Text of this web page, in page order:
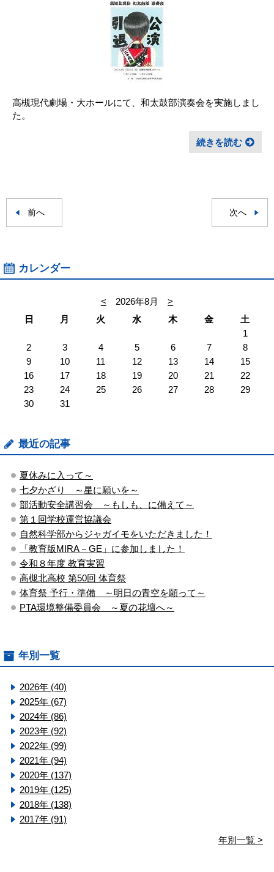
高槻現代劇場・大ホールにて、和太鼓部演奏会を実施しまし
た。
続きを読む
前へ 次へ
カレンダー
< 2026年8月
>
日
月 火 水 木 金
土
1
2
3 4 5 6 7
8
9
10 11 12 13 14
15
16
17 18 19 20 21
22
23
24 25 26 27 28
29
30
31
最近の記事
夏休みに入って～
七夕かざり ～星に願いを～
部活動安全講習会 ～もしも、に備えて～
第１回学校運営協議会
自然科学部からジャガイモをいただきました！
「教育版MIRA－GE」に参加しました！
令和８年度 教育実習
高槻北高校 第50回 体育祭
体育祭 予行・準備 ～明日の青空を願って～
PTA環境整備委員会 ～夏の花壇へ～
年別一覧
2026年 (40)
2025年 (67)
2024年 (86)
2023年 (92)
2022年 (99)
2021年 (94)
2020年 (137)
2019年 (125)
2018年 (138)
2017年 (91)
年別一覧 >